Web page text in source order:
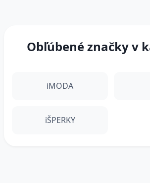
Obľúbené značky v
iMODA
iŠPERKY